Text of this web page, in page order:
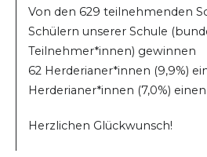
Von den 629 teilnehmenden
Schülern unserer Schule
Teilnehmer*innen) gewinnen
62 Herderianer*innen (9,9%)
Herderianer*innen (7,0%) einen
Herzlichen Glückwunsch!